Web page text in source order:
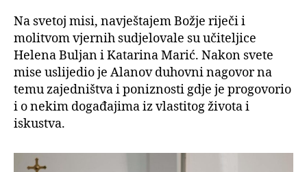
Na svetoj misi, navještajem Božje riječi i
molitvom vjernih sudjelovale su učiteljice
Helena Buljan i Katarina Marić. Nakon svete
mise uslijedio je Alanov duhovni nagovor na
temu zajedništva i poniznosti gdje je progovorio
i o nekim događajima iz vlastitog života i
iskustva.